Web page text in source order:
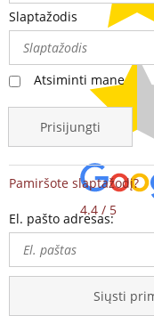
4.4 / 5
Slaptažodis
Atsiminti mane
Prisijungti
Pamiršote slaptažodį?
El. pašto adresas:
Siųsti